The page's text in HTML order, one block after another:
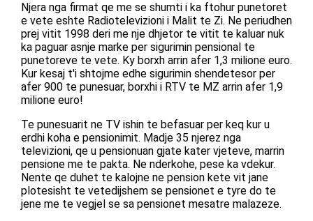
Njera nga firmat qe me se shumti i ka ftohur punetoret
e vete eshte Radiotelevizioni i Malit te Zi. Ne periudhen
prej vitit 1998 deri me nje dhjetor te vitit te kaluar nuk
ka paguar asnje marke per sigurimin pensional te
punetoreve te vete. Ky borxh arrin afer 1,3 milione euro.
Kur kesaj t'i shtojme edhe sigurimin shendetesor per
afer 900 te punesuar, borxhi i RTV te MZ arrin afer 1,9
milione euro!
Te punesuarit ne TV ishin te befasuar per keq kur u
erdhi koha e pensionimit. Madje 35 njerez nga
televizioni, qe u pensionuan gjate kater vjeteve, marrin
pensione me te pakta. Ne nderkohe, pese ka vdekur.
Nente qe duhet te kalojne ne pension kete vit jane
plotesisht te vetedijshem se pensionet e tyre do te
jene me te vegjel se sa pensionet mesatre malazeze.